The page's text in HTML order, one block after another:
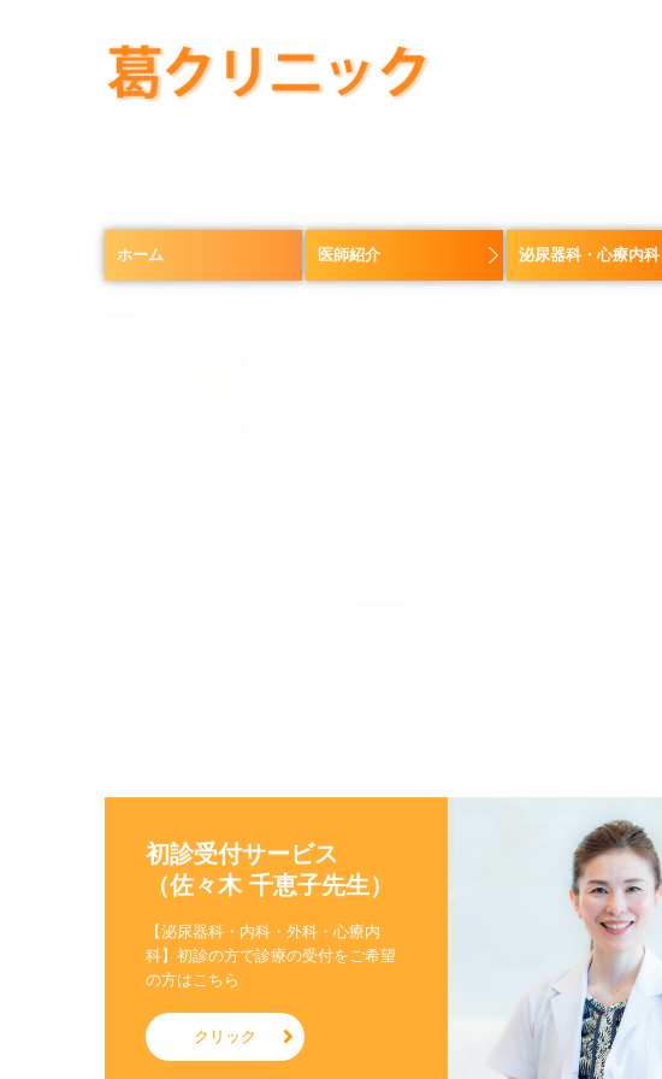
ホーム 医師紹介 泌尿器科・心療内科
初診受付サービス
（佐々木 千恵子先生）
【泌尿器科・内科・外科・心療内
科】初診の方で診療の受付をご希望
の方はこちら
クリック